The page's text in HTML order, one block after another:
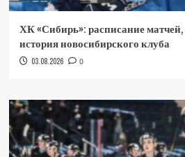
ХК «Сибирь»: расписание
история новосибирского клуба
03.08.2026 0